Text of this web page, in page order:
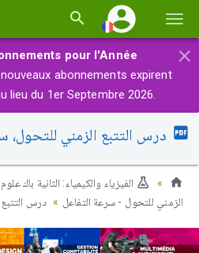
la×
pour l'Année
abonnements expirent
lieu du 1er Septembre 2026.
درس التتبع الزمني للتحول،
الفيزياء والكيمياء: الثانية باك
الزمني للتحول - سرعة التفاعل
درس التتبع